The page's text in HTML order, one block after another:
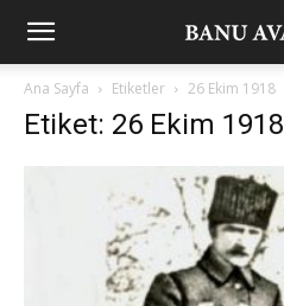
Ana Sayfa Etiketler 26 Ekim 1918
Etiket: 26 Ekim 1918